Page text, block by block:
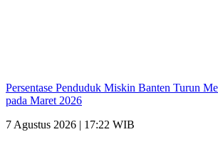
Persentase Penduduk Miskin Banten Turun
pada Maret 2026
7 Agustus 2026 | 17:22 WIB